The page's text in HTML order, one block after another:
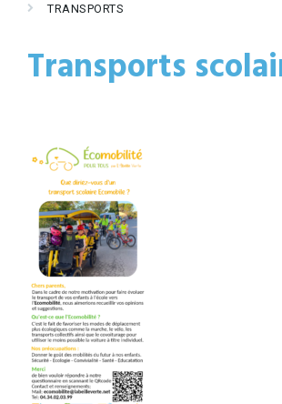
TRANSPORTS
Transports